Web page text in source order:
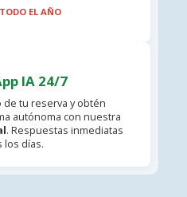
EL AÑO
IA 24/7
de tu reserva y obtén
autónoma con nuestra
. Respuestas inmediatas
los días.